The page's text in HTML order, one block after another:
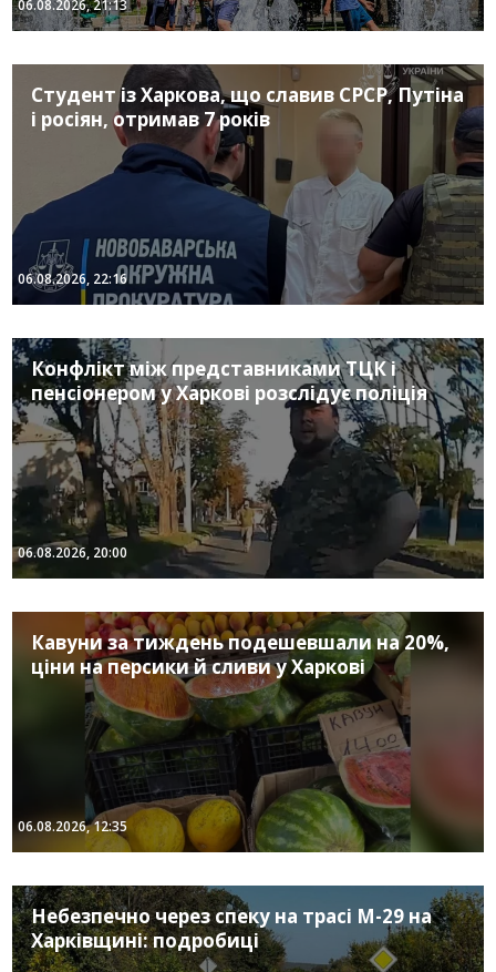
06.08.2026, 21:13
Студент із Харкова, що славив СРСР, Путіна
і росіян, отримав 7 років
06.08.2026, 22:16
Конфлікт між представниками ТЦК і
пенсіонером у Харкові розслідує поліція
06.08.2026, 20:00
Кавуни за тиждень подешевшали на 20%,
ціни на персики й сливи у Харкові
06.08.2026, 12:35
Небезпечно через спеку на трасі М-29 на
Харківщині: подробиці